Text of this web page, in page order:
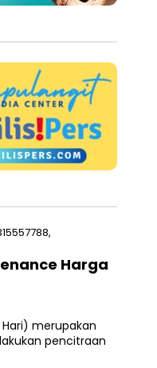
Harga
Hari) merupakan
pencitraan